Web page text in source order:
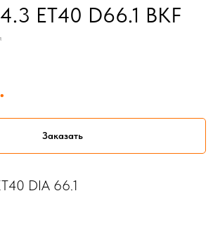
ET40 D66.1 BKF
Заказать
DIA 66.1